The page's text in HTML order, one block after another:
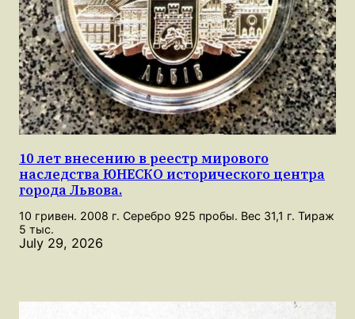
10 лет внесению в реестр мирового
наследства ЮНЕСКО исторического центра
города Львова.
10 гривен. 2008 г. Серебро 925 пробы. Вес 31,1 г. Тираж
5 тыс.
July 29, 2026